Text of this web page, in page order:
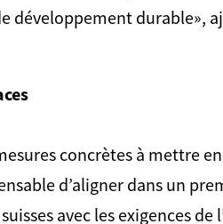
développement durable»,
concrètes à mettre
d’aligner dans un
avec les exigences